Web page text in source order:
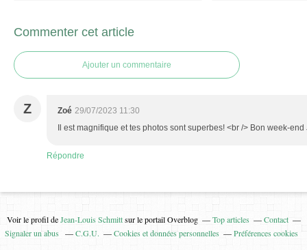
Commenter cet article
Ajouter un commentaire
Z Zoé 29/07/2023 11:30
Il est magnifique et tes photos sont superbes! <br /> Bon week-
Répondre
Voir le profil deJean-Louis Schmittsur le portail Overblog Top articles
Contact
Signaler un abus
C.G.U. Cookies et données personnelles Préférences cookies